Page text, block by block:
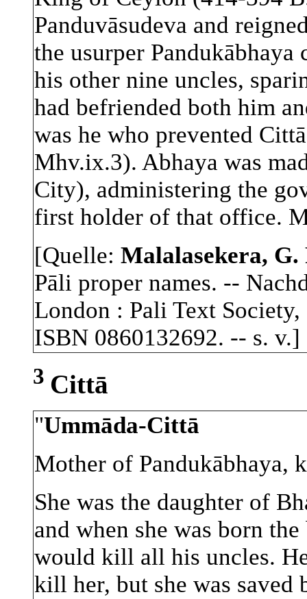
Panduvāsudeva and
the usurper
his other nine uncles,
had befriended both him
was he who prevented
Mhv.ix.3). Abhaya was
City), administering the
first holder of that office.
[Quelle: Malalasekera, G.
Pāli proper names. --
London : Pali Text
ISBN 0860132692. -- s. v.]
3 Cittā
"Ummāda-Cittā
Mother of Pandukābhaya,
She was the daughter of
and when she was born
would kill all his uncles.
kill her, but she was saved